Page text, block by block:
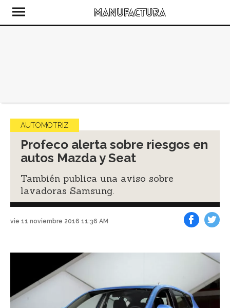
AUTOMOTRIZ
Profeco alerta sobre riesgos en
autos Mazda y Seat
También publica una aviso sobre
lavadoras Samsung.
vie 11 noviembre 2016 11:36 AM